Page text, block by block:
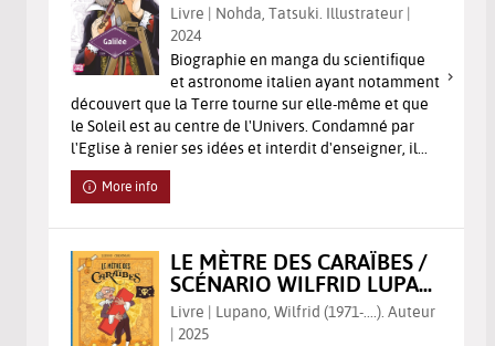
Livre | Nohda, Tatsuki. Illustrateur |
2024
Biographie en manga du scientifique
et astronome italien ayant notamment
découvert que la Terre tourne sur elle-même et que
le Soleil est au centre de l'Univers. Condamné par
l'Eglise à renier ses idées et interdit d'enseigner, il...
More info
LE MÈTRE DES CARAÏBES /
SCÉNARIO WILFRID LUPA...
Livre | Lupano, Wilfrid (1971-....). Auteur
| 2025